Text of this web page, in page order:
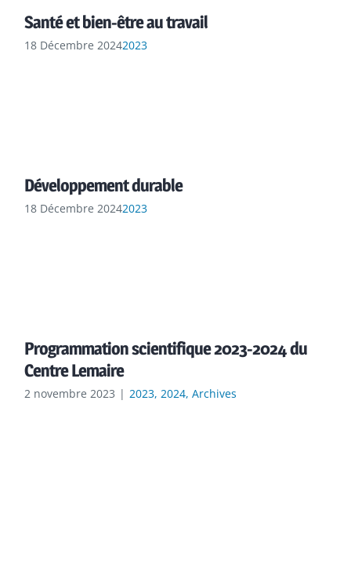
Santé et bien-être au travail
18 Décembre 20242023
Développement durable
18 Décembre 20242023
Programmation scientifique 2023-2024 du
Centre Lemaire
2 novembre 2023 | 2023 2024 Archives